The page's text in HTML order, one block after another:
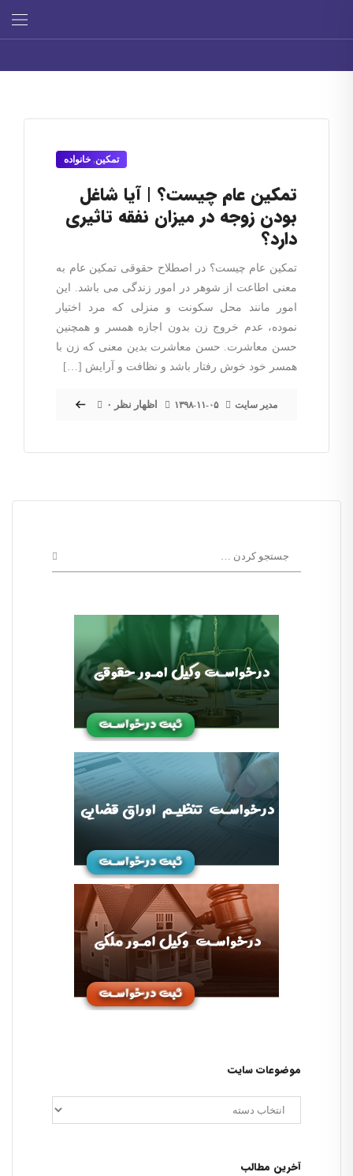
تمکین, خانواده
تمکین عام چیست؟ | آیا شاغل
بودن زوجه در میزان نفقه تاثیری
دارد؟
تمکین عام چیست؟ در اصطلاح حقوقی تمکین عام به
معنی اطاعت از شوهر در امور زندگی می باشد. این
امور مانند محل سکونت و منزلی که مرد اختیار
نموده، عدم خروج زن بدون اجازه همسر و همچنین
حسن معاشرت. حسن معاشرت بدین معنی که زن با
همسر خود خوش رفتار باشد و نظافت و آرایش […]
مدیر سایت ۱۳۹۸-۱۱-۰۵ ۰ اظهار نظر
موضوعات سایت
آخرین مطالب